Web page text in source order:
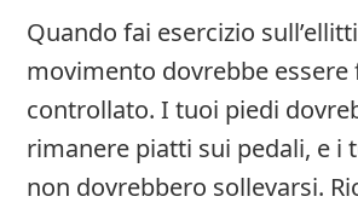
Quando fai esercizio
movimento dovrebbe essere
controllato. I tuoi piedi
rimanere piatti sui pedali, e i
non dovrebbero sollevarsi.